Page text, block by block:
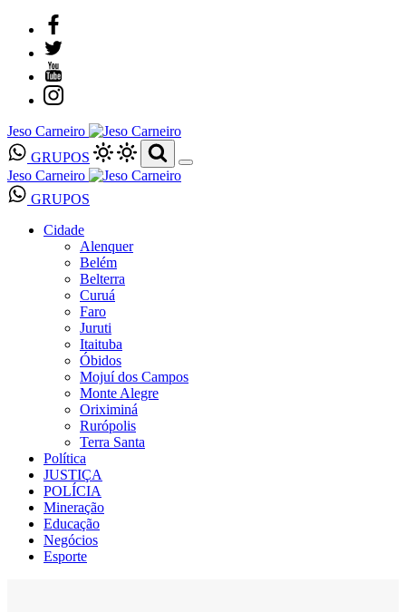
Jeso Carneiro
GRUPOS
Jeso Carneiro
GRUPOS
Cidade
Alenquer
Belém
Belterra
Curuá
Faro
Juruti
Itaituba
Óbidos
Mojuí dos Campos
Monte Alegre
Oriximiná
Rurópolis
Terra Santa
Política
JUSTIÇA
POLÍCIA
Mineração
Educação
Negócios
Esporte